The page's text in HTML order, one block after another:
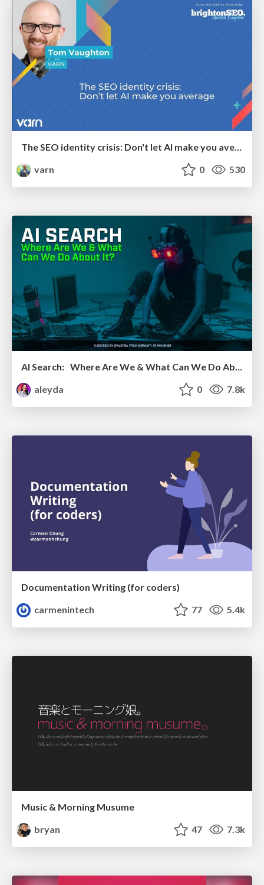
The SEO identity crisis: Don't let AI make you average
varn
0 530
AI Search: Where Are We & What Can We Do About It?
aleyda
0 7.8k
Documentation Writing (for coders)
carmenintech
77 5.4k
Music & Morning Musume
bryan
47 7.3k